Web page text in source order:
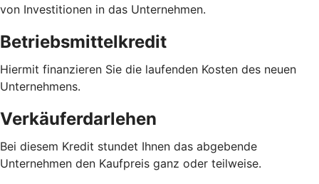
von Investitionen in das Unternehmen.
Betriebsmittelkredit
Hiermit finanzieren Sie die laufenden Kosten des neuen
Unternehmens.
Verkäuferdarlehen
Bei diesem Kredit stundet Ihnen das abgebende
Unternehmen den Kaufpreis ganz oder teilweise.